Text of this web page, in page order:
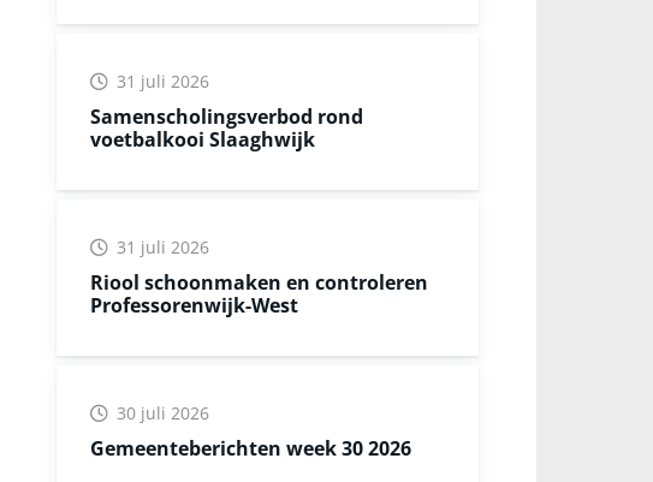
Samenscholingsverbod rond
voetbalkooi Slaaghwijk
31 juli 2026
Riool schoonmaken en controleren
Professorenwijk-West
31 juli 2026
Gemeenteberichten week 30 2026
30 juli 2026